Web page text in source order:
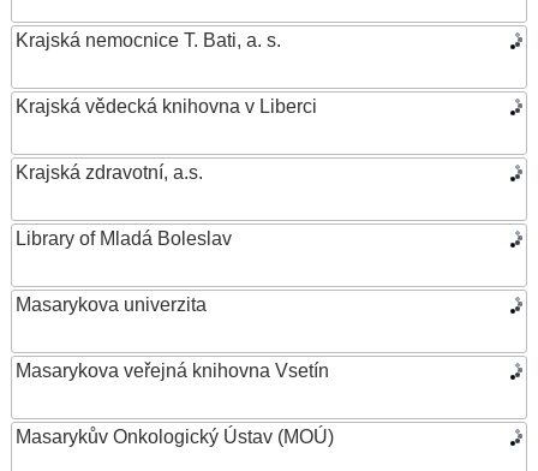
Krajská nemocnice T. Bati, a. s.
Krajská vědecká knihovna v Liberci
Krajská zdravotní, a.s.
Library of Mladá Boleslav
Masarykova univerzita
Masarykova veřejná knihovna Vsetín
Masarykův Onkologický Ústav (MOÚ)